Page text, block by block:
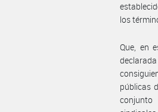
los
Que, en
públicas
conjunto